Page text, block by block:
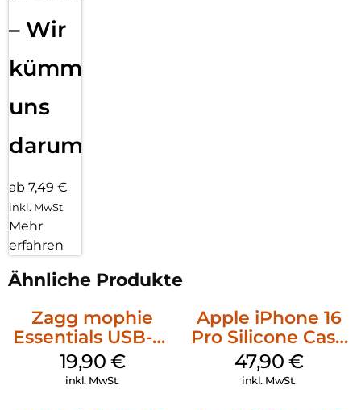
– Wir
kümmern
uns
darum!
ab 7,49 €
inkl. MwSt.
Mehr
erfahren
Ähnliche Produkte
Zagg mophie
Essentials USB-C-
20W Charger PD
Weiß
19,90 €
inkl. MwSt.
Apple iPhone 16
Pro Silicone Case
MagSafe Denim
47,90 €
inkl. MwSt.